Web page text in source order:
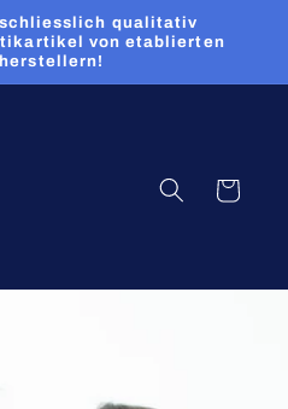
qualitativ
von etablierten
Warenkorb